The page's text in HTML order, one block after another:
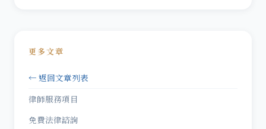
更多文章
← 返回文章列表
律師服務項目
免費法律諮詢